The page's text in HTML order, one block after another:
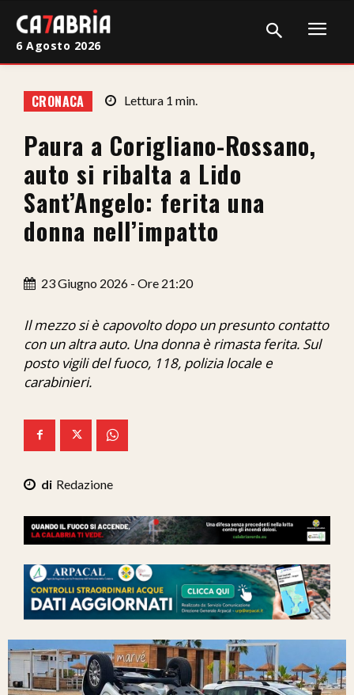
Cronaca
Giudiziaria
Politica
Sport
Sanità
Economia
Ita-Mondo
We Calabria
6 Agosto 2026
CRONACA Lettura 1 min.
Paura a Corigliano-Rossano,
auto si ribalta a Lido
Sant’Angelo: ferita una
donna nell’impatto
23 Giugno 2026 - Ore 21:20
Il mezzo si è capovolto dopo un presunto contatto
con un altra auto. Una donna è rimasta ferita. Sul
posto vigili del fuoco, 118, polizia locale e
carabinieri.
Redazione